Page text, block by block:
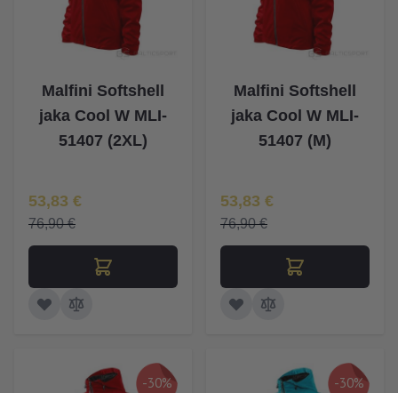
Malfini Softshell
jaka Cool W MLI-
51407 (2XL)
Īpaša Cena
53,83 €
76,90 €
Malfini Softshell
jaka Cool W MLI-
51407 (M)
Īpaša Cena
53,83 €
76,90 €
-30% -30%